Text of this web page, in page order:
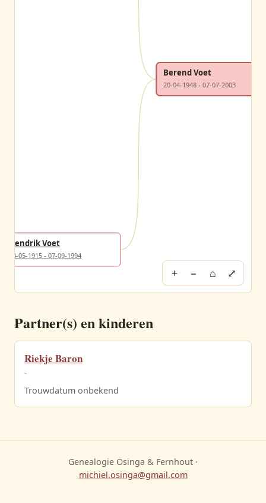
Hendrik Voet
14-05-1915 - 07-09-1994
Berend Voet
20-04-1948 - 07-07-2003
+ − ⌂ ⤢
Partner(s) en kinderen
Riekje Baron
-
Trouwdatum onbekend
Genealogie Osinga & Fernhout ·
michiel.osinga@gmail.com